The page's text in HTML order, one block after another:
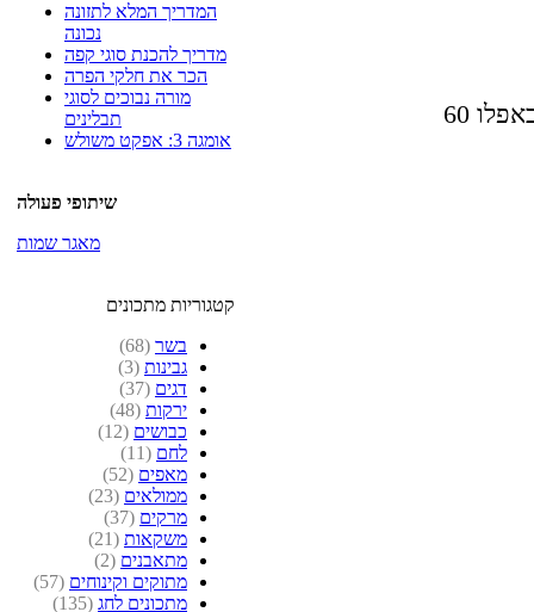
המדריך המלא לתזונה
נכונה
מדריך להכנת סוגי קפה
הכר את חלקי הפרה
מורה נבוכים לסוגי
תבלינים
אומגה 3: אפקט משולש
שיתופי פעולה
מאגר שמות
קטגוריות מתכונים
בשר (68)
גבינות (3)
דגים (37)
ירקות (48)
כבושים (12)
לחם (11)
מאפים (52)
ממולאים (23)
מרקים (37)
משקאות (21)
מתאבנים (2)
מתוקים וקינוחים (57)
מתכונים לחג (135)